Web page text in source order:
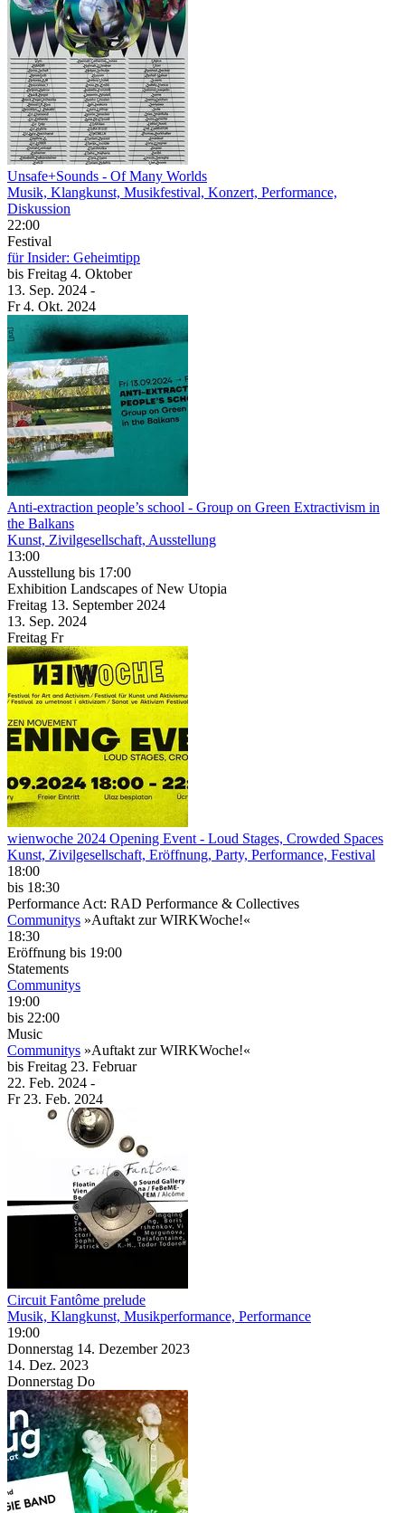
Unsafe+Sounds - Of Many Worlds
Musik, Klangkunst, Musikfestival, Konzert, Performance,
Diskussion
22:00
Festival
für Insider: Geheimtipp
bis Freitag 4. Oktober
13. Sep. 2024 -
Fr4. Okt. 2024
Anti-extraction people’s school - Group on Green Extractivism in
the Balkans
Kunst, Zivilgesellschaft, Ausstellung
13:00
Ausstellung bis 17:00
Exhibition Landscapes of New Utopia
Freitag 13. September 2024
13. Sep. 2024
Freitag Fr
wienwoche 2024 Opening Event - Loud Stages, Crowded Spaces
Kunst, Zivilgesellschaft, Eröffnung, Party, Performance, Festival
18:00
bis 18:30
Performance Act: RAD Performance & Collectives
Communitys »Auftakt zur WIRKWoche!«
18:30
Eröffnung bis 19:00
Statements
Communitys
19:00
bis 22:00
Music
Communitys »Auftakt zur WIRKWoche!«
bis Freitag 23. Februar
22. Feb. 2024 -
Fr 23. Feb. 2024
Circuit Fantôme prelude
Musik, Klangkunst, Musikperformance, Performance
19:00
Donnerstag 14. Dezember 2023
14. Dez. 2023
Donnerstag Do